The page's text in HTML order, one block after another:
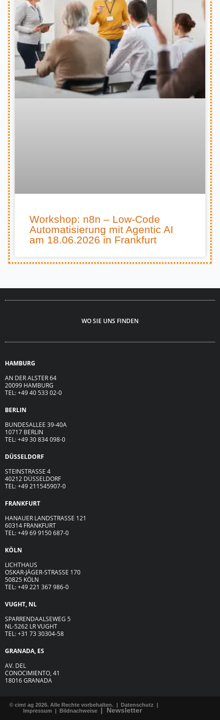
Workshop: n8n – Low-Code
Automatisierung mit Agentic AI
am 18.06.2026 in Frankfurt
WO SIE UNS FINDEN
HAMBURG
AN DER ALSTER 64
20099 HAMBURG
TEL: +49 40 533 02-0
BERLIN
BUNDESALLEE 39-40A
10717 BERLIN
TEL: +49 30 834 098-0
DÜSSELDORF
STEINSTRASSE 4
40212 DÜSSELDORF
TEL: +49 211545907-0
FRANKFURT
HANAUER LANDSTRASSE 121
60314 FRANKFURT
TEL: +49 69 9150 687-0
KÖLN
LICHTHAUS
OSKAR-JÄGER-STRASSE 170
50825 KÖLN
TEL: +49 221 367 986-0
VUGHT, NL
SPARRENDAALSEWEG 5
NL-5262 LR VUGHT
TEL: +31 73 30304-58
GRANADA, ES
AV. DEL
CONOCIMIENTO, 41
18016 GRANADA
© cimt ag 2026. Alle Rechte vorbehalten. | Datenschutz |
Impressum
| Bildnachweise | Newsletter